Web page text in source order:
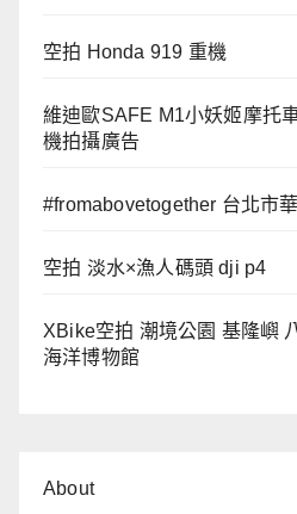
空拍 Honda 919 重機
維迪歐SAFE M1小妖姬摩托
機拍攝廣告
#fromabovetogether 台北市
空拍 淡水×漁人碼頭 dji p4
XBike空拍 潮境公園 基隆嶼
海洋博物館
About